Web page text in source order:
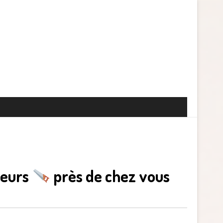
près de chez vous